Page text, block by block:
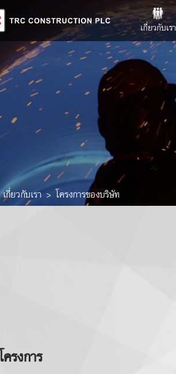
เกี่ยวกับเรา
เกี่ยวกับเรา โครงการของบริษัท
รงการ